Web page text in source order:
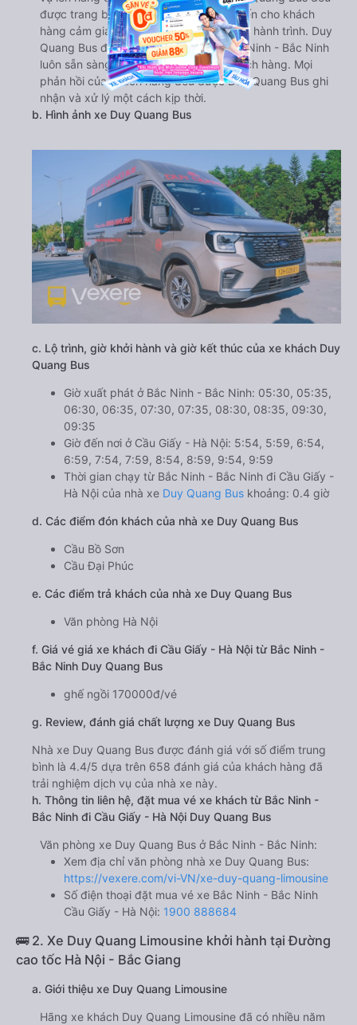
được trang bị đầy đủ tiện nghi, mang đến cho khách
hàng cảm giác thoải mái nhất trong suốt hành trình. Duy
Quang Bus đi Cầu Giấy - Hà Nội từ Bắc Ninh - Bắc Ninh
luôn sẵn sàng lắng nghe ý kiến của khách hàng. Mọi
phản hồi của khách hàng đều được Duy Quang Bus ghi
nhận và xử lý một cách kịp thời.
b. Hình ảnh xe Duy Quang Bus
c. Lộ trình, giờ khởi hành và giờ kết thúc của xe khách Duy
Quang Bus
Giờ xuất phát ở Bắc Ninh - Bắc Ninh: 05:30, 05:35,
06:30, 06:35, 07:30, 07:35, 08:30, 08:35, 09:30,
09:35
Giờ đến nơi ở Cầu Giấy - Hà Nội: 5:54, 5:59, 6:54,
6:59, 7:54, 7:59, 8:54, 8:59, 9:54, 9:59
Thời gian chạy từ Bắc Ninh - Bắc Ninh đi Cầu Giấy -
Hà Nội của nhà xe Duy Quang Bus khoảng: 0.4 giờ
d. Các điểm đón khách của nhà xe Duy Quang Bus
Cầu Bồ Sơn
Cầu Đại Phúc
e. Các điểm trả khách của nhà xe Duy Quang Bus
Văn phòng Hà Nội
f. Giá vé giá xe khách đi Cầu Giấy - Hà Nội từ Bắc Ninh -
Bắc Ninh Duy Quang Bus
ghế ngồi 170000đ/vé
g. Review, đánh giá chất lượng xe Duy Quang Bus
Nhà xe Duy Quang Bus được đánh giá với số điểm trung
bình là 4.4/5 dựa trên 658 đánh giá của khách hàng đã
trải nghiệm dịch vụ của nhà xe này.
h. Thông tin liên hệ, đặt mua vé xe khách từ Bắc Ninh -
Bắc Ninh đi Cầu Giấy - Hà Nội Duy Quang Bus
Văn phòng xe Duy Quang Bus ở Bắc Ninh - Bắc Ninh:
Xem địa chỉ văn phòng nhà xe Duy Quang Bus:
https://vexere.com/vi-VN/xe-duy-quang-limousine
Số điện thoại đặt mua vé xe Bắc Ninh - Bắc Ninh
Cầu Giấy - Hà Nội: 1900 888684
🚌 2. Xe Duy Quang Limousine khởi hành tại Đường
cao tốc Hà Nội - Bắc Giang
a. Giới thiệu xe Duy Quang Limousine
Hãng xe khách Duy Quang Limousine đã có nhiều năm